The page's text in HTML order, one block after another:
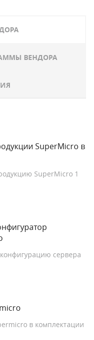
ВЕНДОРА
SuperMicro в
SuperMicro 1
сервера
в комплектации